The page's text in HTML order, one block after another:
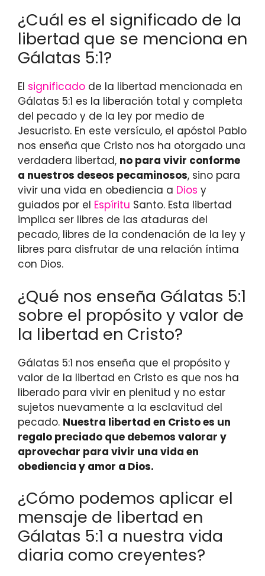
¿Cuál es el significado de la
libertad que se menciona en
Gálatas 5:1?
El significado de la libertad mencionada en
Gálatas 5:1 es la liberación total y completa
del pecado y de la ley por medio de
Jesucristo. En este versículo, el apóstol Pablo
nos enseña que Cristo nos ha otorgado una
verdadera libertad, no para vivir conforme
a nuestros deseos pecaminosos, sino para
vivir una vida en obediencia a Dios y
guiados por el Espíritu Santo. Esta libertad
implica ser libres de las ataduras del
pecado, libres de la condenación de la ley y
libres para disfrutar de una relación íntima
con Dios.
¿Qué nos enseña Gálatas 5:1
sobre el propósito y valor de
la libertad en Cristo?
Gálatas 5:1 nos enseña que el propósito y
valor de la libertad en Cristo es que nos ha
liberado para vivir en plenitud y no estar
sujetos nuevamente a la esclavitud del
pecado. Nuestra libertad en Cristo es un
regalo preciado que debemos valorar y
aprovechar para vivir una vida en
obediencia y amor a Dios.
¿Cómo podemos aplicar el
mensaje de libertad en
Gálatas 5:1 a nuestra vida
diaria como creyentes?